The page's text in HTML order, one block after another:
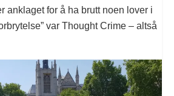
anklaget for å ha brutt noen lover i
var Thought Crime – altså